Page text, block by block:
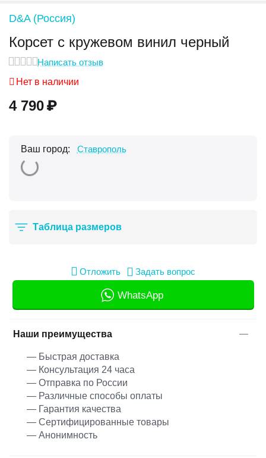
D&A (Россия)
Корсет с кружевом винил черный
Написать отзыв
Нет в наличии
4 790₽
Ваш город: Ставрополь
Таблица размеров
Отложить Задать вопрос
WhatsApp
Наши преимущества
— Быстрая доставка
— Консультация 24 часа
— Отправка по России
— Различные способы оплаты
— Гарантия качества
— Сертифицированные товары
— Анонимность